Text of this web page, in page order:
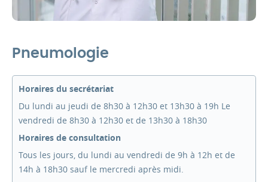
Pneumologie
Horaires du secrétariat
Du lundi au jeudi de 8h30 à 12h30 et 13h30 à 19h Le
vendredi de 8h30 à 12h30 et de 13h30 à 18h30
Horaires de consultation
Tous les jours, du lundi au vendredi de 9h à 12h et de
14h à 18h30 sauf le mercredi après midi.